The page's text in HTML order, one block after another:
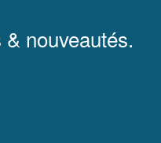
nouveautés.